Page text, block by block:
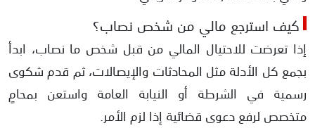
كيف استرجع مالي من شخص نصاب؟
إذا تعرضت للاحتيال المالي من قبل شخص ما نصاب، ابدأ
بجمع كل الأدلة مثل المحادثات والإيصالات، ثم قدم شكوى
رسمية في الشرطة أو النيابة العامة واستعن بمحامٍ
متخصص لرفع دعوى قضائية إذا لزم الأمر.